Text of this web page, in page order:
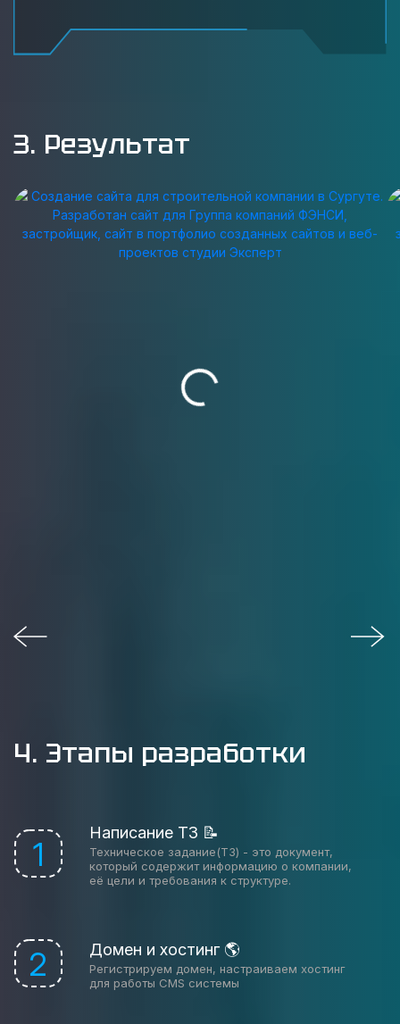
3. Результат
4. Этапы разработки
1
Написание ТЗ 📝
Техническое задание(ТЗ) - это документ,
который содержит информацию о компании,
её цели и требования к структуре.
2 Домен и хостинг 🌎
Регистрируем домен, настраиваем хостинг
для работы CMS системы